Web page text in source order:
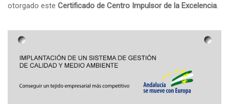
otorgado este Certificado de Centro Impulsor de la Excelencia.